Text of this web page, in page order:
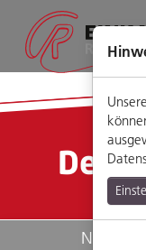
Seiteninhalt
Hauptmenü
Footermenü
Website-
Suche
News